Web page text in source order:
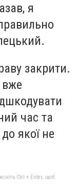
я
закрити.
час та
якої не
Ctrl + Enter, щоб